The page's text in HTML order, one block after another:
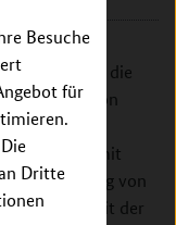
Besuche
für
Dritte
ist die
Intervention
mit
häufig von
Mehrheit der